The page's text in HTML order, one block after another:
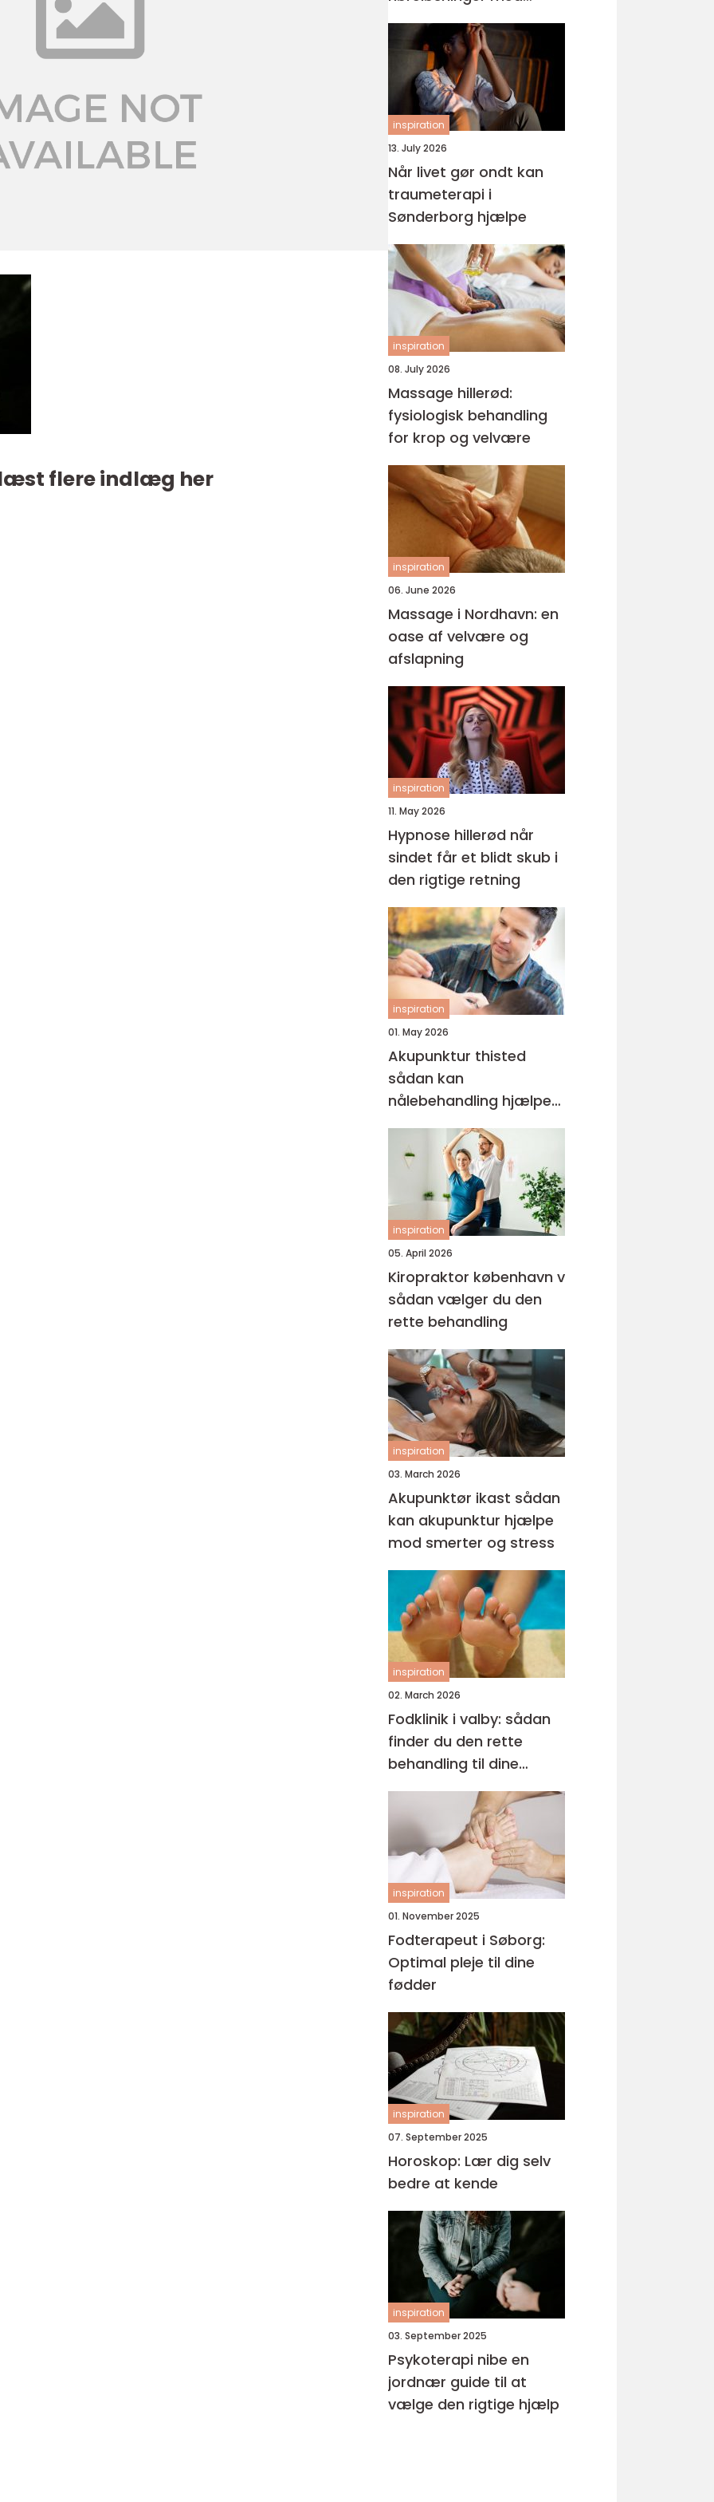
flere indlæg her
fokus på hverdagen
inspiration
13. July 2026
Når livet gør ondt kan
traumeterapi i
Sønderborg hjælpe
inspiration
08. July 2026
Massage hillerød:
fysiologisk behandling
for krop og velvære
inspiration
06. June 2026
Massage i Nordhavn: en
oase af velvære og
afslapning
inspiration
11. May 2026
Hypnose hillerød når
sindet får et blidt skub i
den rigtige retning
inspiration
01. May 2026
Akupunktur thisted
sådan kan
nålebehandling hjælpe
krop og sind
inspiration
05. April 2026
Kiropraktor københavn v
sådan vælger du den
rette behandling
inspiration
03. March 2026
Akupunktør ikast sådan
kan akupunktur hjælpe
mod smerter og stress
inspiration
02. March 2026
Fodklinik i valby: sådan
finder du den rette
behandling til dine
fødder
inspiration
01. November 2025
Fodterapeut i Søborg:
Optimal pleje til dine
fødder
inspiration
07. September 2025
Horoskop: Lær dig selv
bedre at kende
inspiration
03. September 2025
Psykoterapi nibe en
jordnær guide til at
vælge den rigtige hjælp